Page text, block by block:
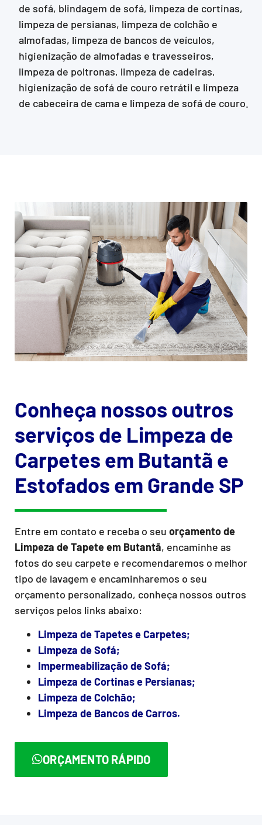
de sofá, blindagem de sofá, limpeza de cortinas,
limpeza de persianas, limpeza de colchão e
almofadas, limpeza de bancos de veículos,
higienização de almofadas e travesseiros,
limpeza de poltronas, limpeza de cadeiras,
higienização de sofá de couro retrátil e limpeza
de cabeceira de cama e limpeza de sofá de couro.
Conheça nossos outros
serviços de Limpeza de
Carpetes em Butantã e
Estofados em Grande SP
Entre em contato e receba o seu orçamento de
Limpeza de Tapeteem Butantã, encaminhe as
fotos do seu carpete e recomendaremos o melhor
tipo de lavagem e encaminharemos o seu
orçamento personalizado, conheça nossos outros
serviços pelos links abaixo:
Limpeza de Tapetes e Carpetes;
Limpeza de Sofá;
Impermeabilização de Sofá;
Limpeza de Cortinas e Persianas;
Limpeza de Colchão;
Limpeza de Bancos de Carros.
ORÇAMENTO RÁPIDO